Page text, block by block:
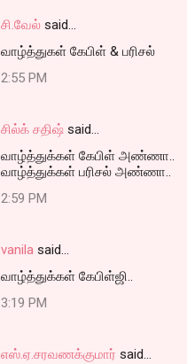
சி.வேல் said…
வாழ்த்துகள் கேபிள் & பரிசல்
2:55 PM
சில்க் சதிஷ் said…
வாழ்த்துக்கள் கேபிள் அண்ணா..
வாழ்த்துக்கள் பரிசல் அண்ணா..
2:59 PM
vanila said…
வாழ்த்துக்கள் கேபிள்ஜி..
3:19 PM
எஸ்.ஏ.சரவணக்குமார் said…